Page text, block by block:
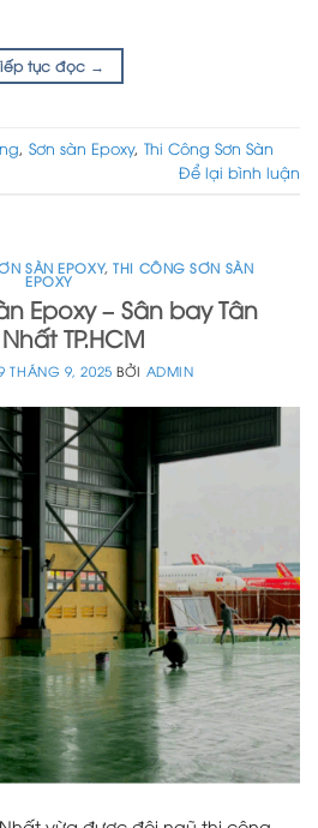
tục đọc →
, Sơn sàn Epoxy, Thi Công Sơn Sàn
Để lại bình luận
SÀN EPOXY,THI CÔNG SƠN SÀN
EPOXY
Epoxy – Sân bay Tân
TP.HCM
THÁNG 9, 2025 BỞI ADMIN